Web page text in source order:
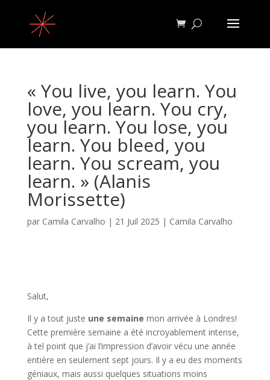
« You live, you learn. You
love, you learn. You cry,
you learn. You lose, you
learn. You bleed, you
learn. You scream, you
learn. » (Alanis
Morissette)
par Camila Carvalho | 21 Juil 2025 | Camila Carvalho
Salut,
Il y a tout juste une semaine mon arrivée à Londres!
Cette première semaine a été incroyablement intense,
à tel point que j’ai l’impression d’avoir vécu une année
entière en seulement sept jours. Il y a eu des moments
géniaux, mais aussi quelques situations moins